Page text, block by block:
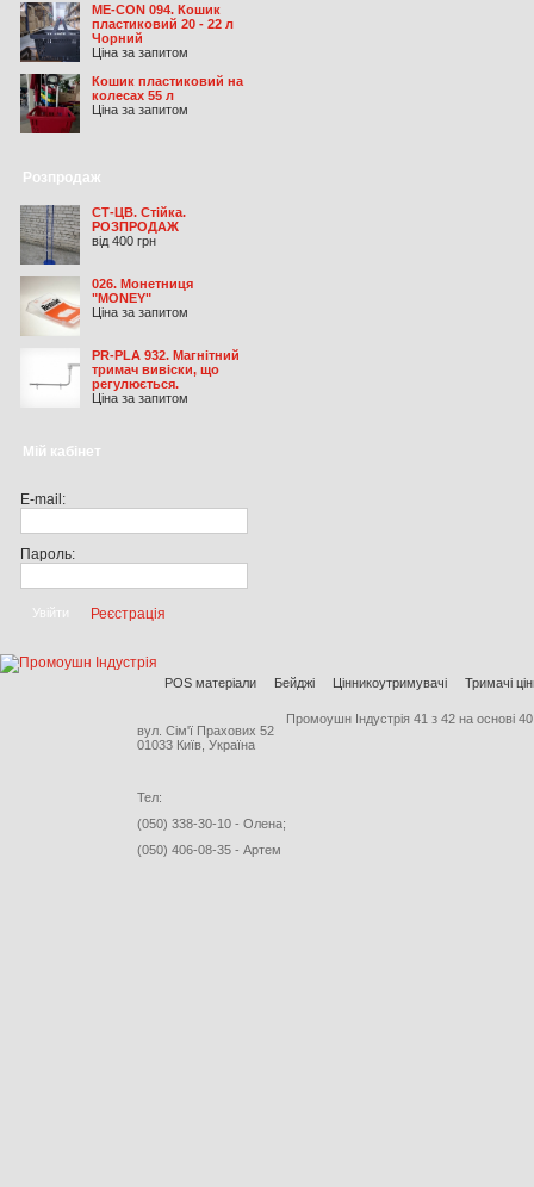
ME-CON 094. Кошик
пластиковий 20 - 22 л
Чорний
Ціна за запитом
Кошик пластиковий на
колесах 55 л
Ціна за запитом
Розпродаж
СТ-ЦВ. Стійка.
РОЗПРОДАЖ
від 400 грн
026. Монетниця
"MONEY"
Ціна за запитом
PR-PLA 932. Магнітний
тримач вивіски, що
регулюється.
Ціна за запитом
Мій кабінет
E-mail:
Пароль:
Реєстрація
POS матеріали Бейджі Цінникоутримувачі Тримачі
вул. Сім'ї Прахових 52
01033 Київ, Україна
Тел:
(050) 338-30-10 - Олена;
(050) 406-08-35 - Артем
Промоушн Індустрія 41 з 42 на основі 40